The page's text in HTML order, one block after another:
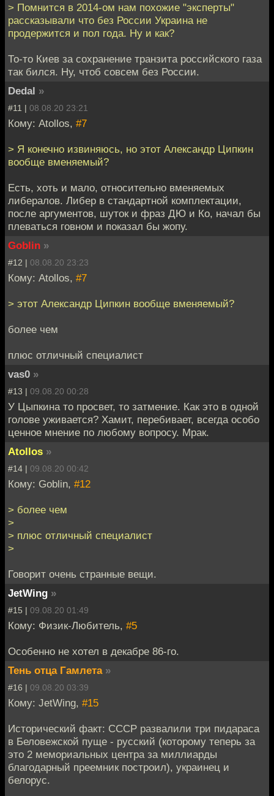
> Помнится в 2014-ом нам похожие "эксперты"
рассказывали что без России Украина не
продержится и пол года. Ну и как?
То-то Киев за сохранение транзита российского газа
так бился. Ну, чтоб совсем без России.
Dedal »
#11 | 08.08.20 23:21
Кому: Atollos, #7
> Я конечно извиняюсь, но этот Александр Ципкин
вообще вменяемый?
Есть, хоть и мало, относительно вменяемых
либералов. Либер в стандартной комплектации,
после аргументов, шуток и фраз ДЮ и Ко, начал бы
плеваться говном и показал бы жопу.
Goblin »
#12 | 08.08.20 23:23
Кому: Atollos, #7
> этот Александр Ципкин вообще вменяемый?
более чем
плюс отличный специалист
vas0 »
#13 | 09.08.20 00:28
У Цыпкина то просвет, то затмение. Как это в одной
голове уживается? Хамит, перебивает, всегда особо
ценное мнение по любому вопросу. Мрак.
Atollos »
#14 | 09.08.20 00:42
Кому: Goblin, #12
> более чем
>
> плюс отличный специалист
>
Говорит очень странные вещи.
JetWing »
#15 | 09.08.20 01:49
Кому: Физик-Любитель, #5
Особенно не хотел в декабре 86-го.
Тень отца Гамлета »
#16 | 09.08.20 03:39
Кому: JetWing, #15
Исторический факт: СССР развалили три пидараса
в Беловежской пуще - русский (которому теперь за
это 2 мемориальных центра за миллиарды
благодарный преемник построил), украинец и
белорус.